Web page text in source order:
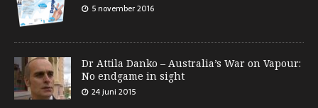
5 november 2016
Dr Attila Danko – Australia’s War on Vapour:
No endgame in sight
24 juni 2015